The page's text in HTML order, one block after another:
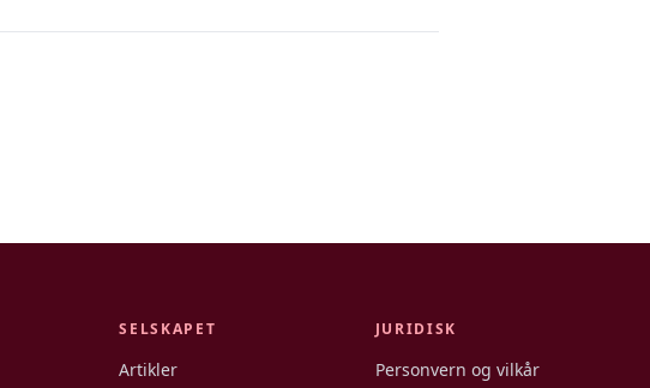
SELSKAPET
Artikler
JURIDISK
Personvern og vilkår